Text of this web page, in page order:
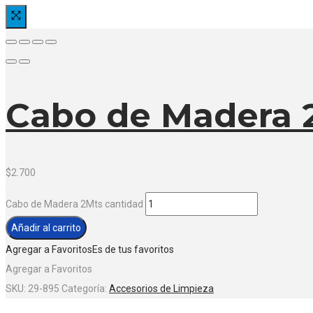
Cabo de Madera
$2.700
Cabo de Madera 2Mts cantidad
Añadir al carrito
Agregar a FavoritosEs de tus favoritos
Agregar a Favoritos
SKU: 29-895 Categoría: Accesorios de Limpieza